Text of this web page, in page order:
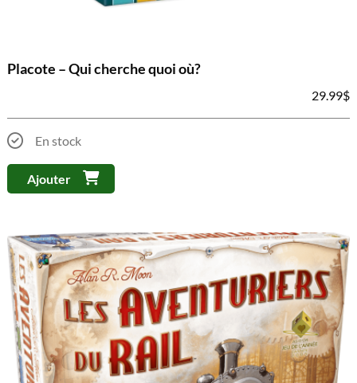
Placote – Qui cherche quoi où?
29.99$
En stock
Ajouter